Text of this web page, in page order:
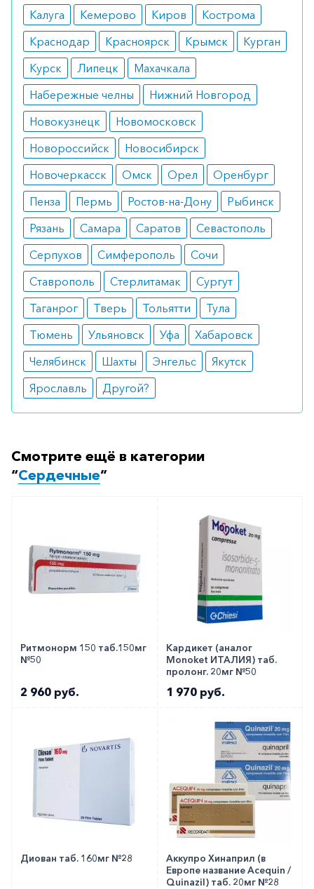
Противопоказания
Нельзя использовать продукт при наличии
непереносимости составляющих веществ.
Как принимать
Если иное не назначено врачом, Армолипид
Плюс принимается по одной таблетке в сутки.
Как оформить заказ?
Вы можете заказать препарат с доставкой в
аптеку-партнёра в вашем городе. Для этого Вы
можете оформить бронирование на сайте или
заказать по телефону8 800 301 52 86(бесплатно
с любого телефона по РФ)
Калуга
Кемерово Киров
Кострома
Краснодар
Красноярск Крымск
Курган
Курск
Липецк
Махачкала
Набережные челны
Нижний Новгород
Новокузнецк
Новомосковск
Новороссийск
Новосибирск
Новочеркасск
Омск Орел
Оренбург
Пенза
Пермь Ростов-на-Дону
Рыбинск
Рязань
Самара Саратов
Севастополь
Серпухов
Симферополь
Сочи
Ставрополь
Стерлитамак
Сургут
Таганрог
Тверь Тольятти
Тула
Тюмень
Ульяновск Уфа
Хабаровск
Челябинск
Шахты Энгельс
Якутск
Ярославль
Другой?
Смотрите ещё в категории
“Сердечные”
Ритмонорм 150 таб.150мг
№50
2 960 руб.
Кардикет (аналог
Monoket ИТАЛИЯ) таб.
пролонг. 20мг №50
1 970 руб.
Диован таб. 160мг №28
Аккупро Хинаприл (в
Европе название Acequin /
Quinazil) таб. 20мг №28